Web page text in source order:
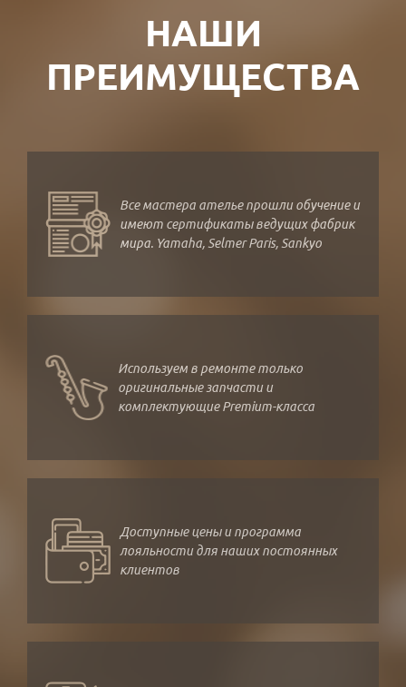
НАШИ
ПРЕИМУЩЕСТВА
Все мастера ателье прошли обучение и
имеют сертификаты ведущих фабрик
мира. Yamaha, Selmer Paris, Sankyo
Используем в ремонте только
оригинальные запчасти и
комплектующие Premium-класса
Доступные цены и программа
лояльности для наших постоянных
клиентов